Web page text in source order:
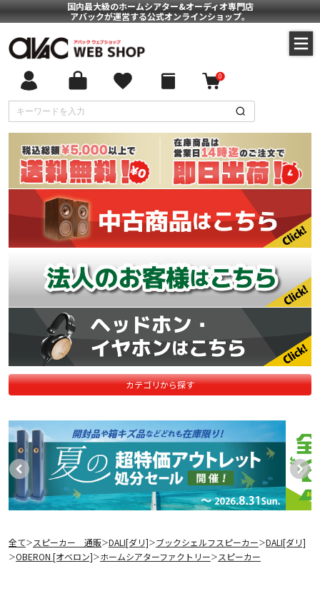
国内最大級のホームシアター&オーディオ専門店
アバックが運営する公式オンラインショップ。
0
カテゴリから探す
全て＞ スピーカー 通販＞DALI[ダリ]＞ブックシェルフスピーカー＞DALI[ダリ]
＞OBERON [オベロン]＞ホームシアターファクトリー＞ スピーカー